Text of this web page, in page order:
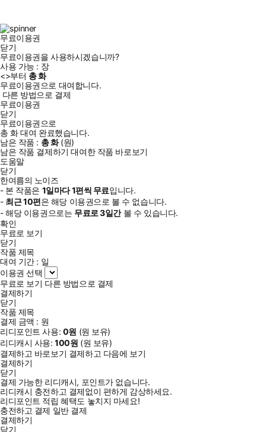
무료이용권
닫기
무료이용권을 사용하시겠습니까?
사용 가능 : 장
<>부터 총화
무료이용권으로 대여합니다.
다른 방법으로 결제
무료이용권
닫기
무료이용권으로
총 화대여 완료했습니다.
남은 작품 : 총화(원)
남은 작품 결제하기 대여한 작품 바로보기
도움말
닫기
한여름의 노이즈
- 본 작품은 1일마다1편씩 무료입니다.
- 최근10편은 해당 이용권으로 볼 수 없습니다.
- 해당 이용권으로는 무료로3일간볼 수 있습니다.
확인
무료로 보기
닫기
작품 제목
대여 기간 : 일
이용권 선택
무료로 보기 다른 방법으로 결제
결제하기
닫기
작품 제목
결제 금액 : 원
리디포인트 사용: 0원 (원 보유)
리디캐시 사용:100원 (원 보유)
결제하고 바로보기 결제하고 다음에 보기
결제하기
닫기
결제 가능한 리디캐시, 포인트가 없습니다.
리디캐시 충전하고 결제없이 편하게 감상하세요.
리디포인트 적립 혜택도 놓치지 마세요!
충전하고 결제 일반 결제
결제하기
닫기